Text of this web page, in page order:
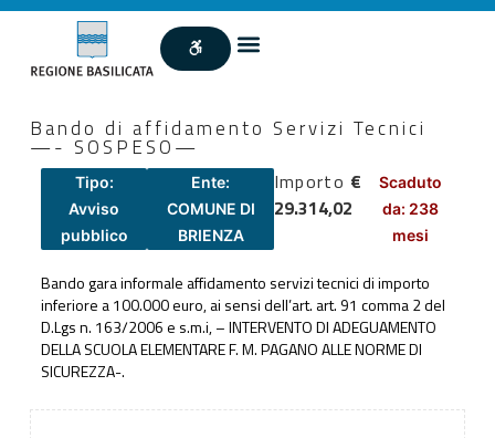
Bando di affidamento Servizi Tecnici
—- SOSPESO—
Tipo:
Avviso
pubblico
Ente:
COMUNE DI
BRIENZA
Importo €
29.314,02
Scaduto
da: 238
mesi
Bando gara informale affidamento servizi tecnici di importo
inferiore a 100.000 euro, ai sensi dell’art. art. 91 comma 2 del
D.Lgs n. 163/2006 e s.m.i, – INTERVENTO DI ADEGUAMENTO
DELLA SCUOLA ELEMENTARE F. M. PAGANO ALLE NORME DI
SICUREZZA-.